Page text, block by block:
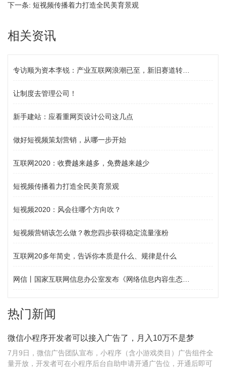
下一条: 短视频传播着力打造全民美育景观
相关资讯
让制度去管理公司！
新手建站：应看重网页设计公司这几点
做好短视频策划营销，从哪一步开始
互联网2020：收费越来越多，免费越来越少
短视频传播着力打造全民美育景观
短视频2020：风会往哪个方向吹？
短视频营销该怎么做？教您四步获得稳定流量涨粉
互联网20多年简史，告诉你本质是什么、规律是什么
热门新闻
微信小程序开发者可以接入广告了，月入10万不是梦
7月9日，微信广告团队宣布，小程序（含小游戏类目）广告组件全
量开放，开发者可在小程序后台自助申请开通广告位，开通后即可